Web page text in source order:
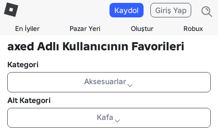
En İyiler Pazar Yeri Oluştur Robux
Kaydol Giriş Yap
axed Adlı Kullanıcının Favorileri
Kategori
Aksesuarlar
Alt Kategori
Kafa